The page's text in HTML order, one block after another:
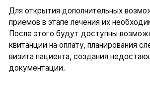
Для открытия дополнительных
приемов в этапе лечения их
После этого будут доступны
квитанции на оплату, планирования
визита пациента, создания
документации.